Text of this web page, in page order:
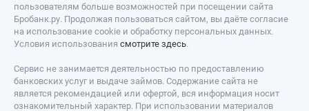
пользователям больше возможностей при посещении сайта
Бробанк.ру. Продолжая пользоваться сайтом, вы даёте согласие
на использование cookie и обработку персональных данных.
Условия использования смотрите здесь.
Сервис не занимается деятельностью по предоставлению
банковских услуг и выдаче займов. Содержание сайта не
является рекомендацией или офертой, вся информация носит
ознакомительный характер. При использовании материалов